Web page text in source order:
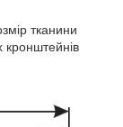
тканини
кронштейнів